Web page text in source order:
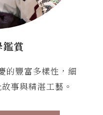
賞
的豐富多樣性，細
事與精湛工藝。